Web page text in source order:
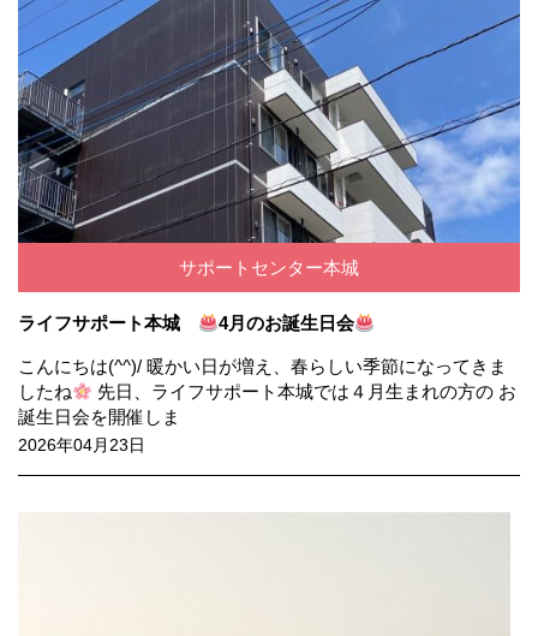
サポートセンター本城
ライフサポート本城 4月のお誕生日会
こんにちは(^^)/ 暖かい日が増え、春らしい季節になってきま
したね
先日、ライフサポート本城では４月生まれの方の お
誕生日会を開催しま
2026年04月23日